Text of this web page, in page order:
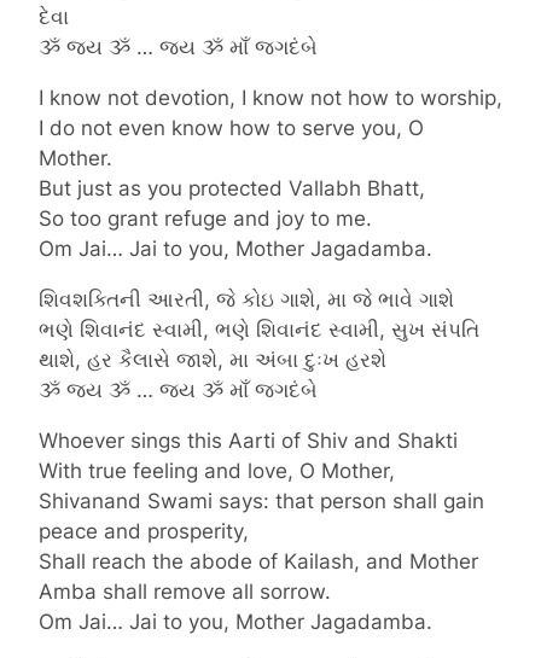
દેવા
ૐ જય ૐ … જય ૐ માઁ જગદંબે
I know not devotion, I know not how to worship,
I do not even know how to serve you, O
Mother.
But just as you protected Vallabh Bhatt,
So too grant refuge and joy to me.
Om Jai… Jai to you, Mother Jagadamba.
શિવશક્તિની આરતી, જે કોઇ ગાશે, મા જે ભાવે ગાશે
ભણે શિવાનંદ સ્વામી, ભણે શિવાનંદ સ્વામી, સુખ સંપતિ
થાશે, હર કૈલાસે જાશે, મા અંબા દુઃખ હરશે
ૐ જય ૐ … જય ૐ માઁ જગદંબે
Whoever sings this Aarti of Shiv and Shakti
With true feeling and love, O Mother,
Shivanand Swami says: that person shall gain
peace and prosperity,
Shall reach the abode of Kailash, and Mother
Amba shall remove all sorrow.
Om Jai… Jai to you, Mother Jagadamba.